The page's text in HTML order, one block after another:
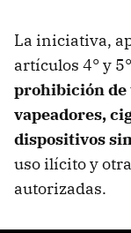
La iniciativa,
artículos 4° y
prohibición de
vapeadores,
dispositivos
uso ilícito y
autorizadas.